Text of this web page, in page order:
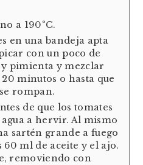
a 190°C.
en una bandeja apta
con un poco de
pimienta y mezclar
minutos o hasta que
rompan.
de que los tomates
a hervir. Al mismo
sartén grande a fuego
ml de aceite y el ajo.
removiendo con